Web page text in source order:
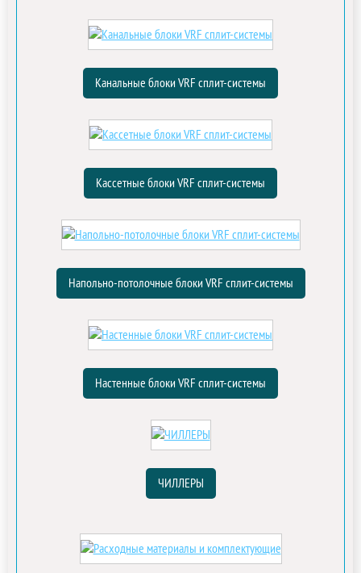
Канальные блоки VRF сплит-системы
Кассетные блоки VRF сплит-системы
Напольно-потолочные блоки VRF сплит-системы
Настенные блоки VRF сплит-системы
ЧИЛЛЕРЫ